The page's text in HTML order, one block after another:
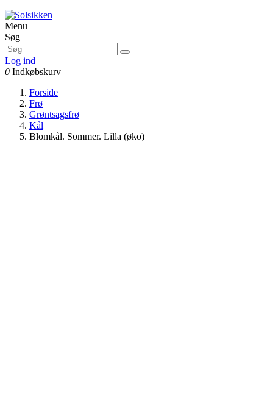
Menu
Søg
Log ind
0 Indkøbskurv
Forside
Frø
Grøntsagsfrø
Kål
Blomkål. Sommer. Lilla (øko)